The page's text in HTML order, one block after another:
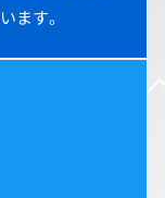
ます。